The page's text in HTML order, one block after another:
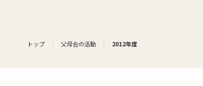
トップ 父母会の活動 2012年度